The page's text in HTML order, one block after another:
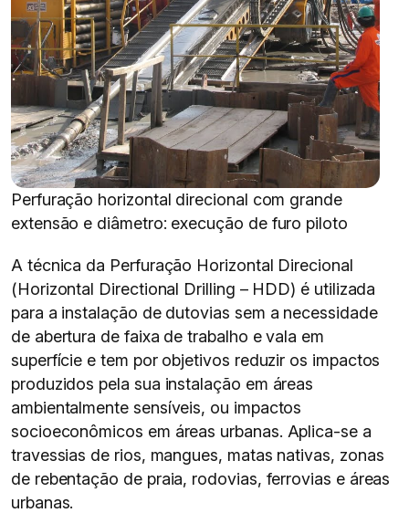
Perfuração horizontal direcional com grande
extensão e diâmetro: execução de furo piloto
A técnica da Perfuração Horizontal Direcional
(Horizontal Directional Drilling – HDD) é utilizada
para a instalação de dutovias sem a necessidade
de abertura de faixa de trabalho e vala em
superfície e tem por objetivos reduzir os impactos
produzidos pela sua instalação em áreas
ambientalmente sensíveis, ou impactos
socioeconômicos em áreas urbanas. Aplica-se a
travessias de rios, mangues, matas nativas, zonas
de rebentação de praia, rodovias, ferrovias e áreas
urbanas.